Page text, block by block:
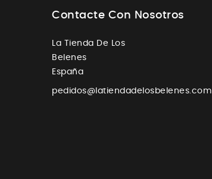
Contacte Con Nosotros
La Tienda De Los
Belenes
España
pedidos@latiendadelosbelenes.com